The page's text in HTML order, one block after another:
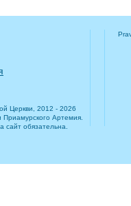
Церкви, 2012 - 2026
Артемия.
сайт обязательна.